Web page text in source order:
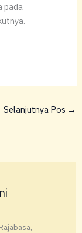
pada
Selanjutnya Pos →